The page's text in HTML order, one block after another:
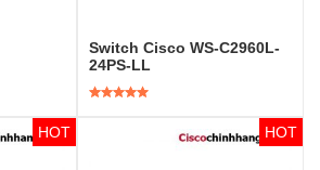
Switch Cisco WS-C2960L-
24PS-LL